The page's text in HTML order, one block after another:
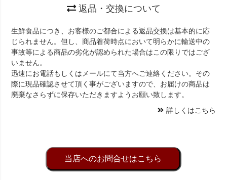
返品・交換について
生鮮食品につき、お客様のご都合による返品交換は基本的に応
じられません。但し、商品着荷時点において明らかに輸送中の
事故等による商品の劣化が認められた場合はこの限りではござ
いません。
迅速にお電話もしくはメールにて当方へご連絡ください。その
際に現品確認させて頂く事がございますので、お届けの商品は
廃棄なさらずに保存いただきますようお願い致します。
詳しくはこちら
当店へのお問合せはこちら